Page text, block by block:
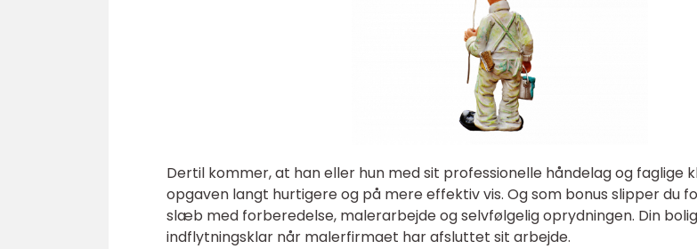
Dertil kommer, at han eller hun med sit professionelle håndelag og faglige
opgaven langt hurtigere og på mere effektiv vis. Og som bonus slipper du
slæb med forberedelse, malerarbejde og selvfølgelig oprydningen. Din
indflytningsklar når malerfirmaet har afsluttet sit arbejde.